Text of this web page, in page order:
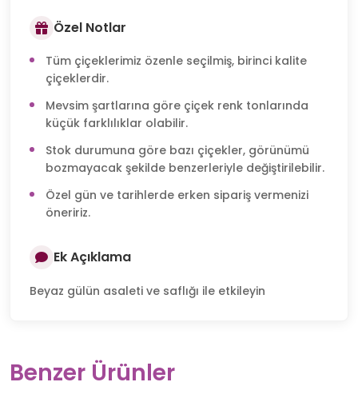
Özel Notlar
Tüm çiçeklerimiz özenle seçilmiş, birinci kalite
çiçeklerdir.
Mevsim şartlarına göre çiçek renk tonlarında
küçük farklılıklar olabilir.
Stok durumuna göre bazı çiçekler, görünümü
bozmayacak şekilde benzerleriyle değiştirilebilir.
Özel gün ve tarihlerde erken sipariş vermenizi
öneririz.
Ek Açıklama
Beyaz gülün asaleti ve saflığı ile etkileyin
Benzer Ürünler